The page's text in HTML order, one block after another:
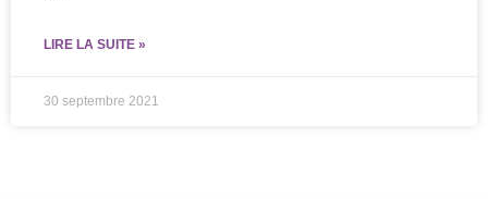
LIRE LA SUITE »
30 septembre 2021